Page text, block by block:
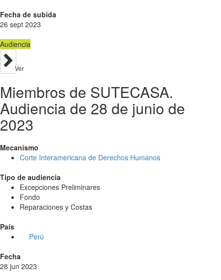
Fecha de subida
26 sept 2023
Audiencia
Ver
Miembros de SUTECASA.
Audiencia de 28 de junio de
2023
Mecanismo
Corte Interamericana de Derechos Humanos
Tipo de audiencia
Excepciones Preliminares
Fondo
Reparaciones y Costas
País
Perú
Fecha
28 jun 2023